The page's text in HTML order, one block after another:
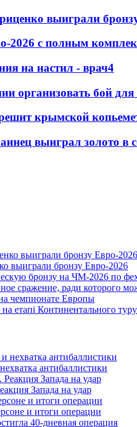
выиграли
2026 с полным
на настил - врач4
организовать бой
крымской
выиграл золото в
выиграли бронзу Евро-2026
бронзу на ЧМ-2026 по
сражение, ради которого
чемпионате Европы
етапі Континентального туру
антибаллистики
Запада на удар
и итоги операции